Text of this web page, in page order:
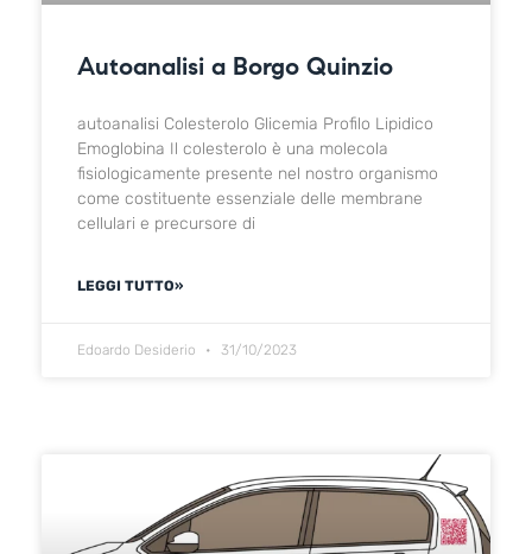
Autoanalisi a Borgo Quinzio
autoanalisi Colesterolo Glicemia Profilo Lipidico
Emoglobina Il colesterolo è una molecola
fisiologicamente presente nel nostro organismo
come costituente essenziale delle membrane
cellulari e precursore di
LEGGI TUTTO»
Edoardo Desiderio 31/10/2023